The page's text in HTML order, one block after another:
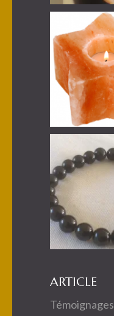
ARTICLE
Témoignages